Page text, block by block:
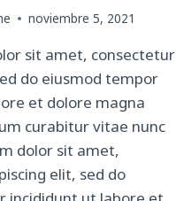
noviembre 5, 2021
sit amet, consectetur
do eiusmod tempor
et dolore magna
curabitur vitae nunc
dolor sit amet,
elit, sed do